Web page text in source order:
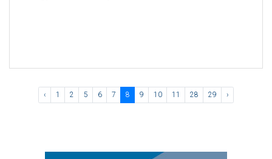
‹ 1 2 5 6 7 8 9 10 11 28 29 ›